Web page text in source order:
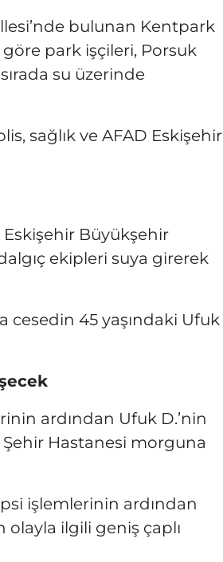
bulunan Kentpark
park işçileri, Porsuk
su üzerinde
sağlık ve AFAD Eskişehir
Büyükşehir
ekipleri suya girerek
cesedin 45 yaşındaki Ufuk
ardından Ufuk D.’nin
Hastanesi morguna
işlemlerinin ardından
ilgili geniş çaplı